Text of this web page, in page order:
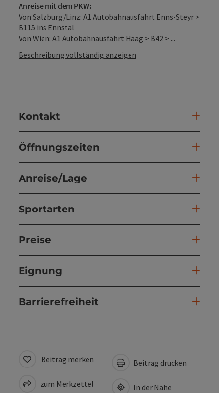
Anreise mit dem PKW:
Von Salzburg/Linz: A1 Autobahnausfahrt Enns-Steyr >
B115 ins Ennstal
Von Wien: A1 Autobahnausfahrt Haag > B42 > ...
Beschreibung vollständig anzeigen
Kontakt
Öffnungszeiten
Anreise/Lage
Sportarten
Preise
Eignung
Barrierefreiheit
Beitrag merken
zum Merkzettel
Beitrag drucken
In der Nähe